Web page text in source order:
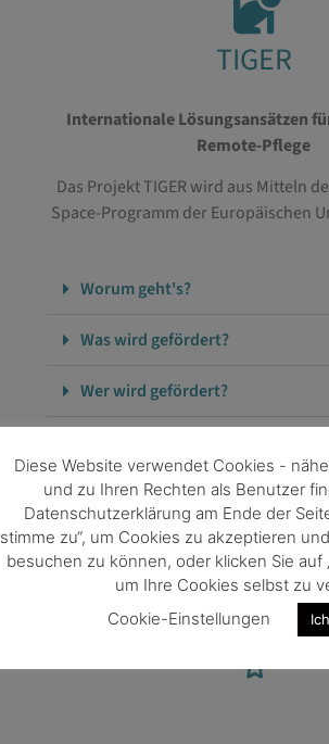
TIGER
Internationale Lösungsansätzen
Remote-Pflege
Das Projekt TIGER wird aus Mitteln
Space-Programm der Europäischen
Worum geht's?
Was wird gefördert?
Wer wird gefördert?
Mehr erfahren
Diese Website verwendet Cookies -
und zu Ihren Rechten als Benutzer
Datenschutzerklärung am Ende der
stimme zu“, um Cookies zu akzeptieren
besuchen zu können, oder klicken Sie auf
um Ihre Cookies selbst zu
Cookie-Einstellungen